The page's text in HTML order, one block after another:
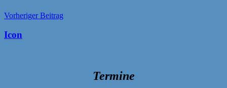
Beitragsnavigation
Vorheriger Beitrag
Icon
Termine